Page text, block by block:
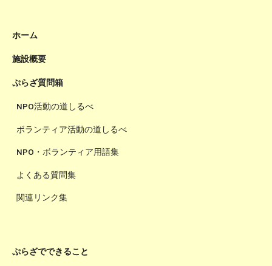
ホーム
施設概要
ぷらざ質問箱
NPO活動の道しるべ
ボランティア活動の道しるべ
NPO・ボランティア用語集
よくある質問集
関連リンク集
ぷらざでできること